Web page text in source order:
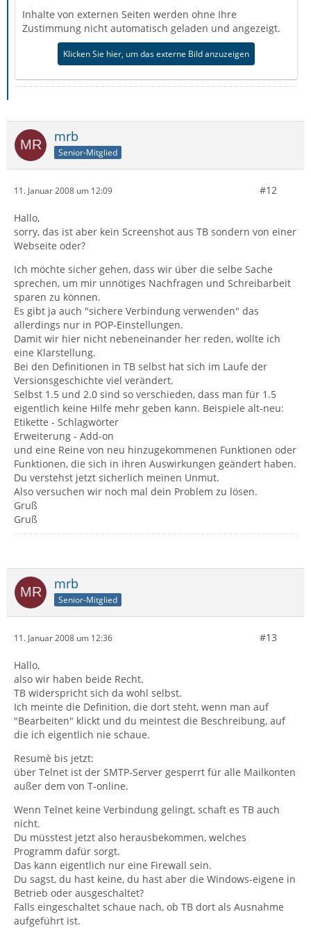
Inhalte von externen Seiten werden ohne Ihre
Zustimmung nicht automatisch geladen und angezeigt.
Klicken Sie hier, um das externe Bild anzuzeigen
mrb
Senior-Mitglied
11. Januar 2008 um 12:09 #12
Hallo,
sorry, das ist aber kein Screenshot aus TB sondern von einer
Webseite oder?
Ich möchte sicher gehen, dass wir über die selbe Sache
sprechen, um mir unnötiges Nachfragen und Schreibarbeit
sparen zu können.
Es gibt ja auch "sichere Verbindung verwenden" das
allerdings nur in POP-Einstellungen.
Damit wir hier nicht nebeneinander her reden, wollte ich
eine Klarstellung.
Bei den Definitionen in TB selbst hat sich im Laufe der
Versionsgeschichte viel verändert.
Selbst 1.5 und 2.0 sind so verschieden, dass man für 1.5
eigentlich keine Hilfe mehr geben kann. Beispiele alt-neu:
Etikette - Schlagwörter
Erweiterung - Add-on
und eine Reine von neu hinzugekommenen Funktionen oder
Funktionen, die sich in ihren Auswirkungen geändert haben.
Du verstehst jetzt sicherlich meinen Unmut.
Also versuchen wir noch mal dein Problem zu lösen.
Gruß
Gruß
mrb
Senior-Mitglied
11. Januar 2008 um 12:36 #13
Hallo,
also wir haben beide Recht.
TB widerspricht sich da wohl selbst.
Ich meinte die Definition, die dort steht, wenn man auf
"Bearbeiten" klickt und du meintest die Beschreibung, auf
die ich eigentlich nie schaue.
Resumè bis jetzt:
über Telnet ist der SMTP-Server gesperrt für alle Mailkonten
außer dem von T-online.
Wenn Telnet keine Verbindung gelingt, schaft es TB auch
nicht.
Du müsstest jetzt also herausbekommen, welches
Programm dafür sorgt.
Das kann eigentlich nur eine Firewall sein.
Du sagst, du hast keine, du hast aber die Windows-eigene in
Betrieb oder ausgeschaltet?
Falls eingeschaltet schaue nach, ob TB dort als Ausnahme
aufgeführt ist.